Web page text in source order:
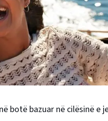
botë bazuar në cilësinë e